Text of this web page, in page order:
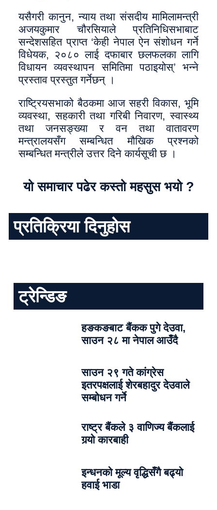
यसैगरी कानुन, न्याय तथा संसदीय मामिलामन्त्री
अजयकुमार चौरसियाले प्रतिनिधिसभाबाट
सन्देशसहित प्राप्त ‘केही नेपाल ऐन संशोधन गर्ने
विधेयक, २०८० लाई दफाबार छलफलका लागि
विधायन व्यवस्थापन समितिमा पठाइयोस्’ भन्ने
प्रस्ताव प्रस्तुत गर्नेछन् ।
राष्ट्रियसभाको बैठकमा आज सहरी विकास, भूमि
व्यवस्था, सहकारी तथा गरिबी निवारण, स्वास्थ्य
तथा जनसङ्ख्या र वन तथा वातावरण
मन्त्रालयसँग सम्बन्धित मौखिक प्रश्नको
सम्बन्धित मन्त्रीले उत्तर दिने कार्यसूची छ ।
यो समाचार पढेर कस्तो महसुस भयो ?
प्रतिक्रिया दिनुहोस
ट्रेन्डिङ
हङकङबाट बैंकक पुगे देउवा,
साउन २८ मा नेपाल आउँदै
साउन २९ गते कांग्रेस
इतरपक्षलाई शेरबहादुर देउवाले
सम्बोधन गर्ने
राष्ट्र बैंकले ३ वाणिज्य बैंकलाई
गर्‍यो कारबाही
इन्धनको मूल्य वृद्धिसँगै बढ्यो
हवाई भाडा